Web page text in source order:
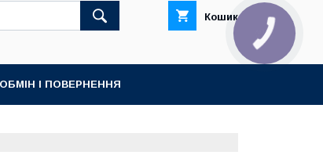
Кошик
ОБМІН І ПОВЕРНЕННЯ